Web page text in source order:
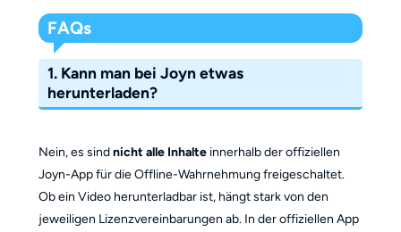
FAQs
1. Kann man bei Joyn etwas
herunterladen?
Nein, es sindnicht alle Inhalteinnerhalb der offiziellen
Joyn-App für die Offline-Wahrnehmung freigeschaltet.
Ob ein Video herunterladbar ist, hängt stark von den
jeweiligen Lizenzvereinbarungen ab. In der offiziellen App